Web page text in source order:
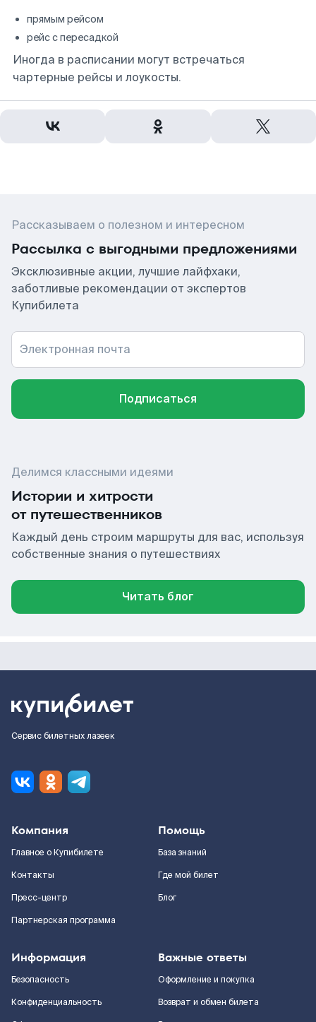
прямым рейсом
рейс с пересадкой
Иногда в расписании могут встречаться
чартерные рейсы и лоукосты.
Рассказываем о полезном и интересном
Рассылка с выгодными предложениями
Эксклюзивные акции, лучшие лайфхаки,
заботливые рекомендации от экспертов
Купибилета
Электронная почта
Подписаться
Делимся классными идеями
Истории и хитрости
от путешественников
Каждый день строим маршруты для вас, используя
собственные знания о путешествиях
Читать блог
Сервис билетных лазеек
Компания
Главное о Купибилете
Контакты
Пресс-центр
Партнерская программа
Помощь
База знаний
Где мой билет
Блог
Информация
Безопасность
Конфиденциальность
Важные ответы
Оформление и покупка
Возврат и обмен билета